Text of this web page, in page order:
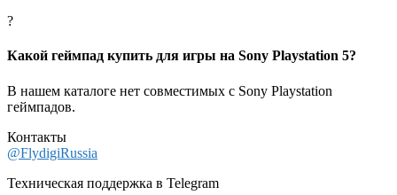
?
Какой геймпад купить для игры на Sony Playstation 5?
В нашем каталоге нет совместимых с Sony Playstation
геймпадов.
Контакты
@FlydigiRussia
Техническая поддержка в Telegram